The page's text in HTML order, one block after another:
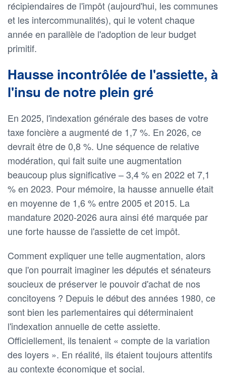
récipiendaires de l'impôt (aujourd'hui, les communes
et les intercommunalités), qui le votent chaque
année en parallèle de l'adoption de leur budget
primitif.
Hausse incontrôlée de l'assiette, à
l'insu de notre plein gré
En 2025, l'indexation générale des bases de votre
taxe foncière a augmenté de 1,7 %. En 2026, ce
devrait être de 0,8 %. Une séquence de relative
modération, qui fait suite une augmentation
beaucoup plus significative – 3,4 % en 2022 et 7,1
% en 2023. Pour mémoire, la hausse annuelle était
en moyenne de 1,6 % entre 2005 et 2015. La
mandature 2020-2026 aura ainsi été marquée par
une forte hausse de l'assiette de cet impôt.
Comment expliquer une telle augmentation, alors
que l'on pourrait imaginer les députés et sénateurs
soucieux de préserver le pouvoir d'achat de nos
concitoyens ? Depuis le début des années 1980, ce
sont bien les parlementaires qui déterminaient
l'indexation annuelle de cette assiette.
Officiellement, ils tenaient « compte de la variation
des loyers ». En réalité, ils étaient toujours attentifs
au contexte économique et social.